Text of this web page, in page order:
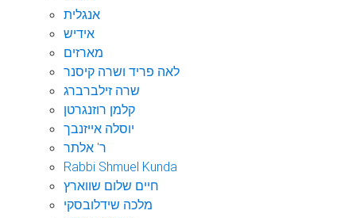
אנגלית
אידיש
מארזים
לאה פריד ושרה קיסנר
שרה זילברברג
קלמן רוזנגרטן
יוסלה אייזנבך
ר' אלתר
Rabbi Shmuel Kunda
חיים שלום שווארץ
מלכה שידלובסקי